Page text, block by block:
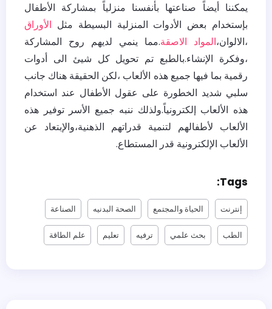
يمكننا أيضاً صناعتها بأنفسنا منزلياً بمشاركة الأطفال
بإستخدام بعض الأدوات المنزلية البسيطة مثل الأوراق
،الالوان،المواد الاصقة.مما ينمي لديهم روح المشاركة
،وفكرة الإنشاء.بالطبع تم تحويل كل شيئ الى أدوات
رقمية بما فيها جميع هذه الألعاب ،لكن الحقيقة هناك جانب
سلبي شديد الخطورة على عقول الأطفال عند استخدام
هذه الألعاب إلكترونياً.ولذلك ننبه جميع الأسر توفير هذه
الألعاب لأطفالهم لتنمية قدراتهم الذهنية،والإبتعاد عن
الألعاب الإلكترونية قدر المستطاع.
Tags:
إنترنت الحياة والمجتمع الصحة البدنيه الصناعة
الطب بحث علمي ترفيه تعليم علم الطاقة